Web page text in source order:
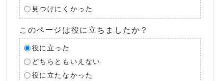
見つけにくかった
このページは役に立ちましたか？
役に立った
どちらともいえない
役に立たなかった